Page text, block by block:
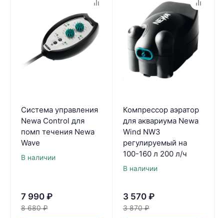
Система управления
Newa Control для
помп течения Newa
Wave
В наличии
7 990 ₽
8 680 ₽
Компрессор аэратор
для аквариума Newa
Wind NW3
регулируемый на
100-160 л 200 л/ч
В наличии
3 570 ₽
3 870 ₽